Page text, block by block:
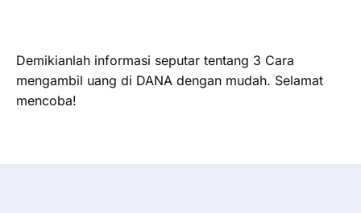
Demikianlah informasi seputar tentang 3 Cara
mengambil uang di DANA dengan mudah. Selamat
mencoba!